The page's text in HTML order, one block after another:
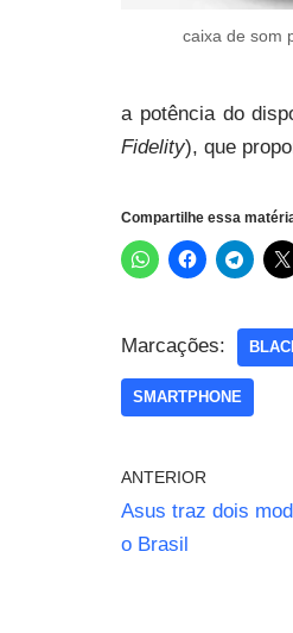
caixa de som
a potência do
Fidelity), que
Compartilhe essa
Marcações:
SMARTPHONE
ANTERIOR
Asus traz dois
o Brasil